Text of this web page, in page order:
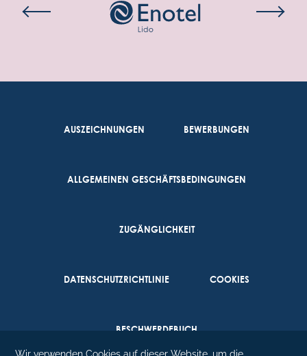
AUSZEICHNUNGEN BEWERBUNGEN
ALLGEMEINEN GESCHÄFTSBEDINGUNGEN
ZUGÄNGLICHKEIT
DATENSCHUTZRICHTLINIE COOKIES
BESCHWERDEBUCH